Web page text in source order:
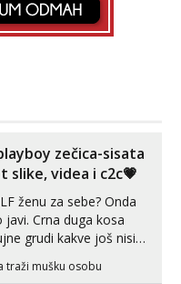
zečica-sisata
slike, videa i c2c💗
ženu za sebe? Onda
Crna duga kosa
grudi kakve još nisi
A usne? O usnama
Prave pune usne
traži mušku osobu